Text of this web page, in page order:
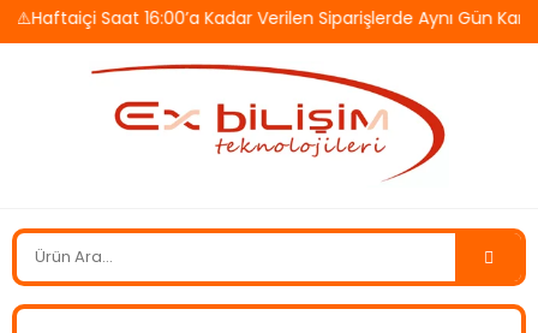
Saat 16:00’a Kadar Verilen Siparişlerde Aynı Gün